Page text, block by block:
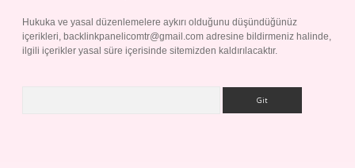
Hukuka ve yasal düzenlemelere aykırı olduğunu düşündüğünüz
içerikleri, backlinkpanelicomtr@gmail.com adresine bildirmeniz halinde,
ilgili içerikler yasal süre içerisinde sitemizden kaldırılacaktır.